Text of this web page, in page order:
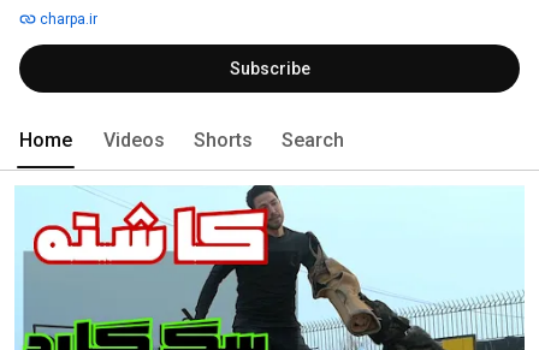
charpa.ir
Subscribe
Home Videos Shorts Search